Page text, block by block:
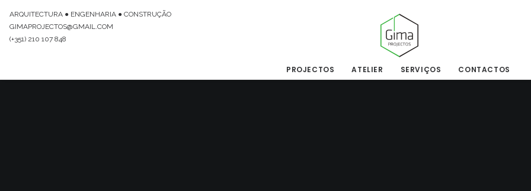
ARQUITECTURA ● ENGENHARIA ● CONSTRUÇÃO
GIMAPROJECTOS@GMAIL.COM
(+351) 210 107 848
PROJECTOS ATELIER SERVIÇOS CONTACTOS